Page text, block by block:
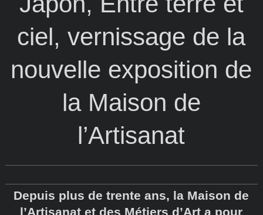
ciel, vernissage de la
nouvelle exposition de
la Maison de
l’Artisanat
Depuis plus de trente ans, la Maison de
l’Artisanat et des Métiers d’Art a pour